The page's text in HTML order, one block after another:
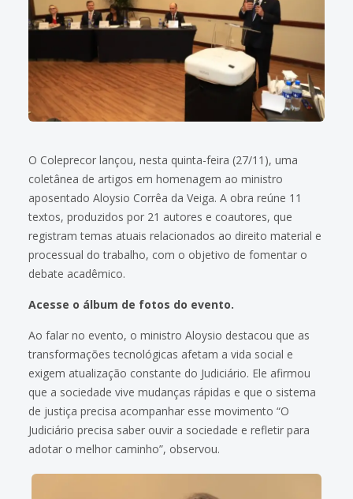
O Coleprecor lançou, nesta quinta-feira (27/11), uma
coletânea de artigos em homenagem ao ministro
aposentado Aloysio Corrêa da Veiga. A obra reúne 11
textos, produzidos por 21 autores e coautores, que
registram temas atuais relacionados ao direito material e
processual do trabalho, com o objetivo de fomentar o
debate acadêmico.
Acesse o álbum de fotos do evento.
Ao falar no evento, o ministro Aloysio destacou que as
transformações tecnológicas afetam a vida social e
exigem atualização constante do Judiciário. Ele afirmou
que a sociedade vive mudanças rápidas e que o sistema
de justiça precisa acompanhar esse movimento “O
Judiciário precisa saber ouvir a sociedade e refletir para
adotar o melhor caminho”, observou.